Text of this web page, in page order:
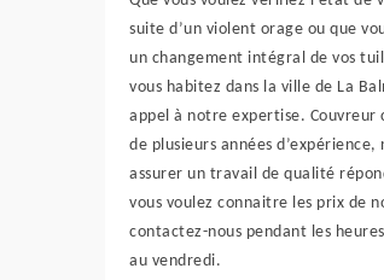
suite d’un violent orage ou que
un changement intégral de vos
vous habitez dans la ville de La
appel à notre expertise. Couvreur
de plusieurs années d’expérience,
assurer un travail de qualité
vous voulez connaitre les prix de
contactez-nous pendant les
au vendredi.